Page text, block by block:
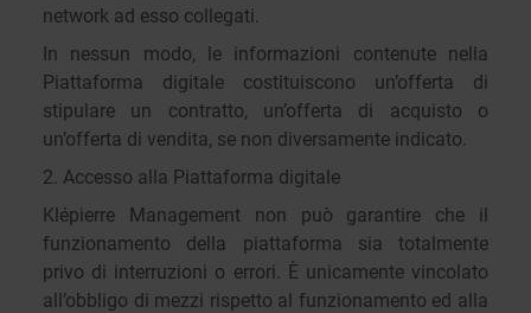
network ad esso collegati.
In nessun modo, le informazioni contenute nella
Piattaforma digitale costituiscono un’offerta di
stipulare un contratto, un’offerta di acquisto o
un’offerta di vendita, se non diversamente indicato.
2. Accesso alla Piattaforma digitale
Klépierre Management non può garantire che il
funzionamento della piattaforma sia totalmente
privo di interruzioni o errori. È unicamente vincolato
all’obbligo di mezzi rispetto al funzionamento ed alla